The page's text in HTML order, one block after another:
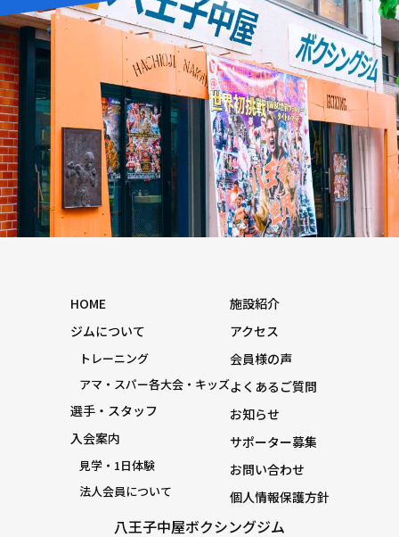
八王子中屋ボクシングジム
HOME
ジムについて
トレーニング
アマ・スパー各大会・キッズ
選手・スタッフ
入会案内
見学・1日体験
法人会員について
施設紹介
アクセス
会員様の声
よくあるご質問
お知らせ
サポーター募集
お問い合わせ
個人情報保護方針